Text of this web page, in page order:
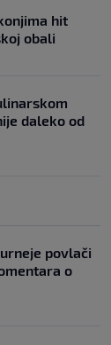
hit
obali
daleko od
povlači
o